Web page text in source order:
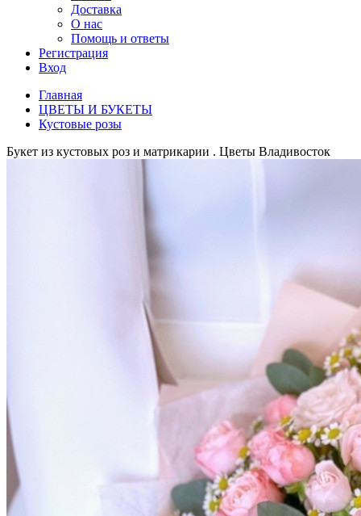
Доставка
О нас
Помощь и ответы
Регистрация
Вход
Главная
ЦВЕТЫ И БУКЕТЫ
Кустовые розы
Букет из кустовых роз и матрикарии . Цветы Владивосток